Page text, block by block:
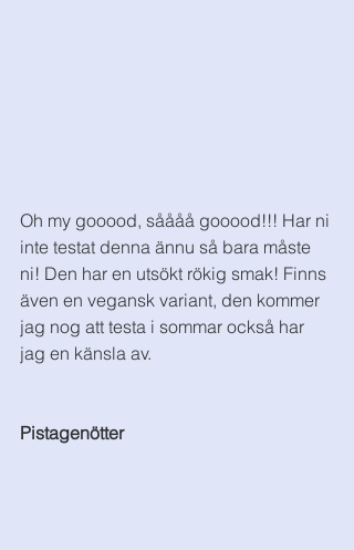
Oh my gooood, såååå gooood!!! Har ni
inte testat denna ännu så bara måste
ni! Den har en utsökt rökig smak! Finns
även en vegansk variant, den kommer
jag nog att testa i sommar också har
jag en känsla av.
Pistagenötter